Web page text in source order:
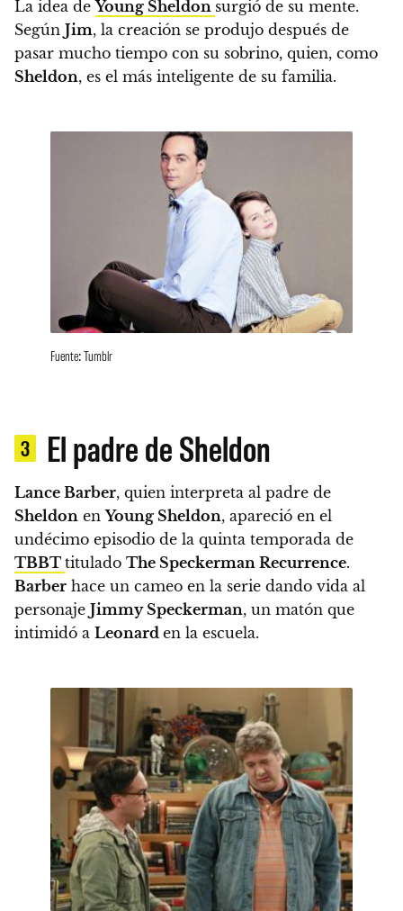
La idea deYoung Sheldon surgió de su mente.
Según Jim, la creación se produjo después de
pasar mucho tiempo con su sobrino, quien, como
Sheldon, es el más inteligente de su familia.
Fuente: Tumblr
3 El padre de Sheldon
Lance Barber, quien interpreta al padre de
Sheldon enYoung Sheldon, apareció en el
undécimo episodio de la quinta temporada de
TBBT titulado The Speckerman Recurrence.
Barber hace un cameo en la serie dando vida al
personaje Jimmy Speckerman, un matón que
intimidó a Leonard en la escuela.